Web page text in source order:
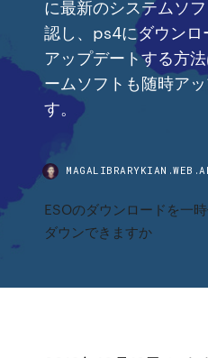
に最新のシステムソ
認し、ps4にダウン
アップデートする方
ームソフトも随時ア
す。
ESOのダウンロードを一
ダウンできますか